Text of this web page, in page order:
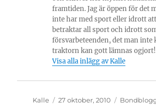
framtiden. Jag är öppen för det
inte har med sport eller idrott att
betraktar all sport och idrott
försvarbeteenden, det man inte
traktorn kan gott lämnas ogjort!
Visa alla inlägg av Kalle
Författare
Kalle
Publicerat
27 oktober, 2010 Kategorier